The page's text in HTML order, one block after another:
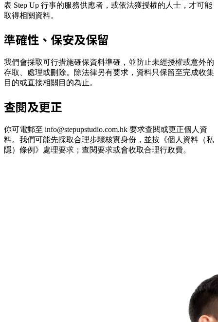
表 Step Up 行事的服務供應者，或依法獲授權的人士，才可能
取得相關資料。
準確性、保安及保留
我們會採取可行措施確保資料準確，並防止未經授權或意外的
存取、處理或刪除。除法律另有要求，資料只保留至完成收集
目的或直接相關目的為止。
查閱及更正
你可電郵至 info@stepupstudio.com.hk 要求查閱或更正個人資
料。我們可能先採取合理步驟核實身份，並按《個人資料（私
隱）條例》處理要求；查閱要求或會收取合理行政費。